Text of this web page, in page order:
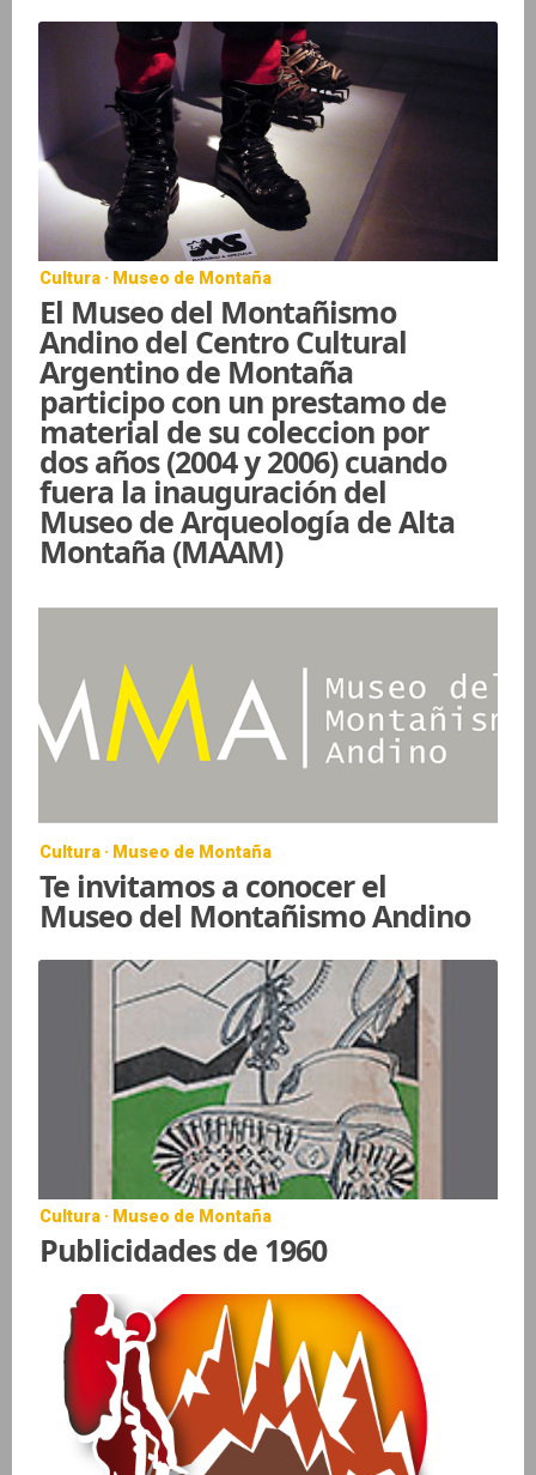
Cultura · Museo de Montaña
El Museo del Montañismo
Andino del Centro Cultural
Argentino de Montaña
participo con un prestamo de
material de su coleccion por
dos años (2004 y 2006) cuando
fuera la inauguración del
Museo de Arqueología de Alta
Montaña (MAAM)
Cultura · Museo de Montaña
Te invitamos a conocer el
Museo del Montañismo Andino
Cultura · Museo de Montaña
Publicidades de 1960